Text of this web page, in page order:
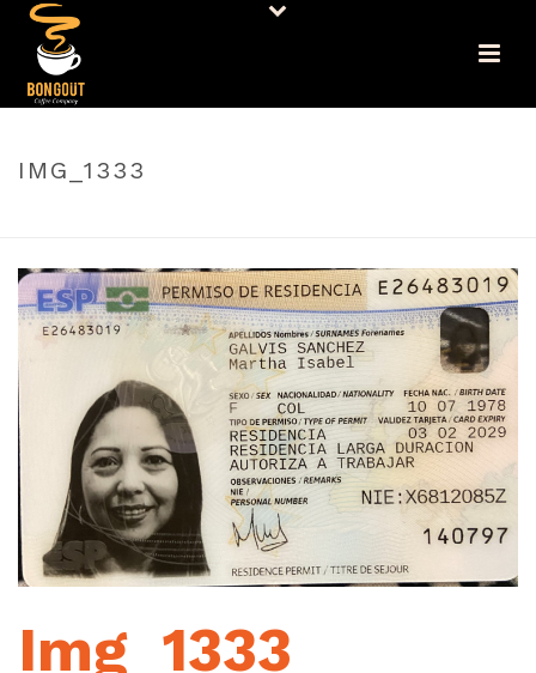
IMG_1333
Img_1333